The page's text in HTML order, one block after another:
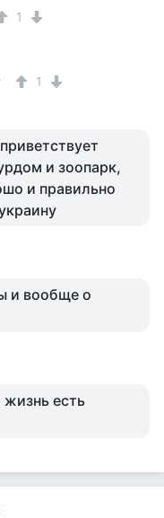
1
1
и зоопарк,
и правильно
и вообще о
жизнь есть